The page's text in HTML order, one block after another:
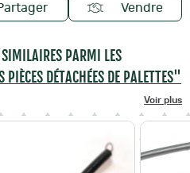
Vendre
SIMILAIRES PARMI LES
DÉTACHÉES DE PALETTES"
Voir plus